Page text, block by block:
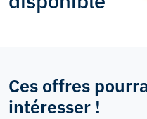
Ces offres
intéresser !